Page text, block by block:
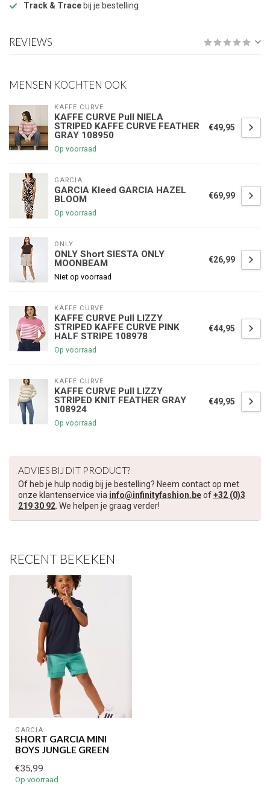
Track & Trace bij je bestelling
REVIEWS
MENSEN KOCHTEN OOK
KAFFE CURVE
KAFFE CURVE Pull NIELA
STRIPED KAFFE CURVE FEATHER
GRAY 108950
Op voorraad
€49,95
GARCIA
GARCIA Kleed GARCIA HAZEL
BLOOM
Op voorraad
€69,99
ONLY
ONLY Short SIESTA ONLY
MOONBEAM
Niet op voorraad
€26,99
KAFFE CURVE
KAFFE CURVE Pull LIZZY
STRIPED KAFFE CURVE PINK
HALF STRIPE 108978
Op voorraad
€44,95
KAFFE CURVE
KAFFE CURVE Pull LIZZY
STRIPED KNIT FEATHER GRAY
108924
Op voorraad
€49,95
ADVIES BIJ DIT PRODUCT?
Of heb je hulp nodig bij je bestelling? Neem contact op met
onze klantenservice via info@infinityfashion.beof+32 (0)3
219 30 92. We helpen je graag verder!
RECENT BEKEKEN
GARCIA
SHORT GARCIA MINI
BOYS JUNGLE GREEN
€35,99
Op voorraad